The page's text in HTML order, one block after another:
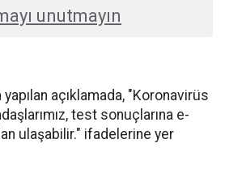
unutmayın
yapılan açıklamada, "Koronavirüs
test sonuçlarına e-
ulaşabilir." ifadelerine yer